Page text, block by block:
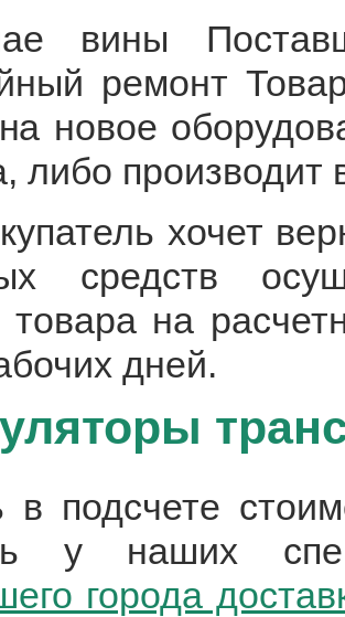
вины
ремонт
новое
либо производит
хочет
средств
товара на
дней.
подсчете
у наших
города